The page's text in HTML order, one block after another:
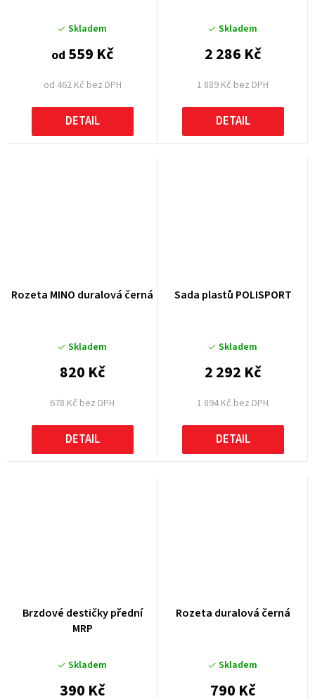
Skladem
od 462 Kč bez DPH
od 559 Kč
DETAIL
Skladem
1 889 Kč bez DPH
2 286 Kč
DETAIL
Rozeta MINO duralová černá
Skladem
678 Kč bez DPH
820 Kč
DETAIL
Sada plastů POLISPORT
Skladem
1 894 Kč bez DPH
2 292 Kč
DETAIL
Brzdové destičky přední
MRP
Skladem
390 Kč
Rozeta duralová černá
Skladem
790 Kč